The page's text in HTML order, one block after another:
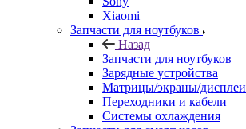
Xiaomi
Запчасти для ноутбуков
Назад
Запчасти для ноутбуков
Зарядные устройства
Матрицы/экраны/дисплеи
Переходники и кабели
Системы охлаждения